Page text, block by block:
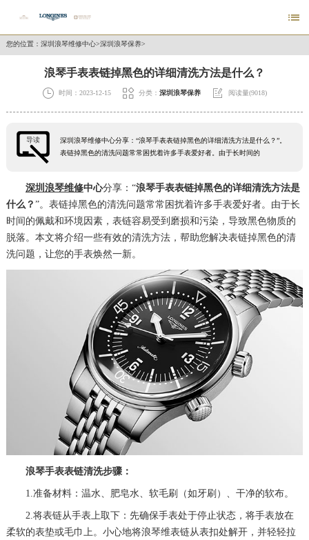

您的位置： 深圳浪琴维修中心>深圳浪琴保养>
浪琴手表表链掉黑色的详细清洗方法是什么？
 时间：2023-12-15  分类： 深圳浪琴保养  阅读量(9018)
导读
深圳浪琴维修中心分享：“浪琴手表表链掉黑色的详细清洗方法是什么？”。
表链掉黑色的清洗问题常常困扰着许多手表爱好者。由于长时间的
深圳浪琴维修中心分享：“浪琴手表表链掉黑色的详细清洗方法是
什么？ ”。表链掉黑色的清洗问题常常困扰着许多手表爱好者。由于长
时间的佩戴和环境因素，表链容易受到磨损和污染，导致黑色物质的
脱落。本文将介绍一些有效的清洗方法，帮助您解决表链掉黑色的清
洗问题，让您的手表焕然一新。
浪琴手表表链清洗步骤：
1.准备材料：温水、肥皂水、软毛刷（如牙刷）、干净的软布。
2.将表链从手表上取下：先确保手表处于停止状态，将手表放在
柔软的表垫或毛巾上。小心地将浪琴维表链从表扣处解开，并轻轻拉